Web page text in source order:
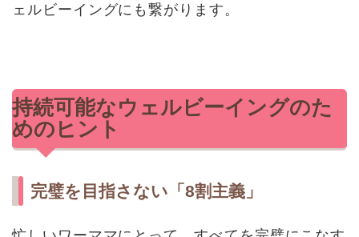
ェルビーイングにも繋がります。
持続可能なウェルビーイングのた
めのヒント
完璧を目指さない「8割主義」